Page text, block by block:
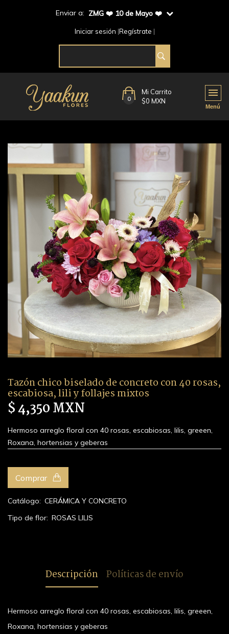
Enviar a: ZMG ❤️ 10 de Mayo ❤️
Iniciar sesión Regístrate
0
Mi Carrito
$0 MXN
Tazón chico biselado de concreto con 40 rosas,
escabiosa, lili y follajes mixtos
$ 4,350 MXN
Hermoso arreglo floral con 40 rosas, escabiosas, lilis, greeen,
Roxana, hortensias y geberas
Comprar
Catálogo: CERÁMICA Y CONCRETO
Tipo de flor: ROSAS LILIS
Descripción Políticas de envío
Hermoso arreglo floral con 40 rosas, escabiosas, lilis, greeen,
Roxana, hortensias y geberas